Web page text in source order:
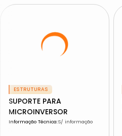
ESTRUTURAS
SUPORTE PARA
MICROINVERSOR
Informação Técnica:S/ informação